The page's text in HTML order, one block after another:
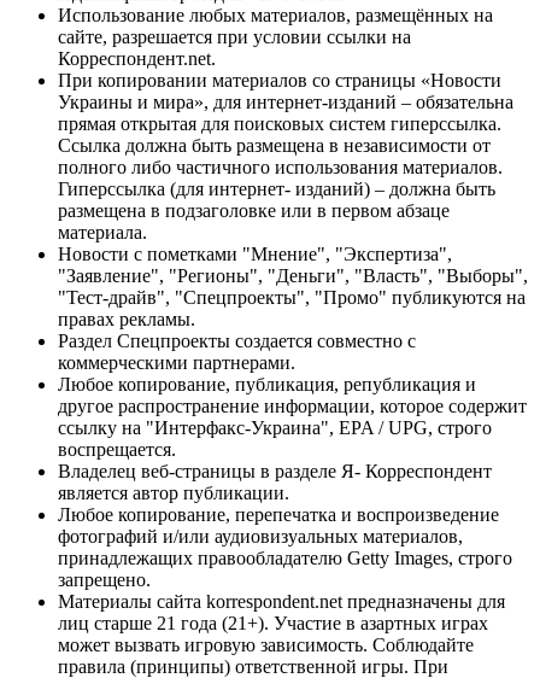
Использование любых материалов, размещённых на
сайте, разрешается при условии ссылки на
Корреспондент.net.
При копировании материалов со страницы «Новости
Украины и мира», для интернет-изданий – обязательна
прямая открытая для поисковых систем гиперссылка.
Ссылка должна быть размещена в независимости от
полного либо частичного использования материалов.
Гиперссылка (для интернет- изданий) – должна быть
размещена в подзаголовке или в первом абзаце
материала.
Новости с пометками "Мнение", "Экспертиза",
"Заявление", "Регионы", "Деньги", "Власть", "Выборы",
"Тест-драйв", "Спецпроекты", "Промо" публикуются на
правах рекламы.
Раздел Спецпроекты создается совместно с
коммерческими партнерами.
Любое копирование, публикация, републикация и
другое распространение информации, которое содержит
ссылку на "Интерфакс-Украина", EPA / UPG, строго
воспрещается.
Владелец веб-страницы в разделе Я- Корреспондент
является автор публикации.
Любое копирование, перепечатка и воспроизведение
фотографий и/или аудиовизуальных материалов,
принадлежащих правообладателю Getty Images, строго
запрещено.
Материалы сайта korrespondent.net предназначены для
лиц старше 21 года (21+). Участие в азартных играх
может вызвать игровую зависимость. Соблюдайте
правила (принципы) ответственной игры. При